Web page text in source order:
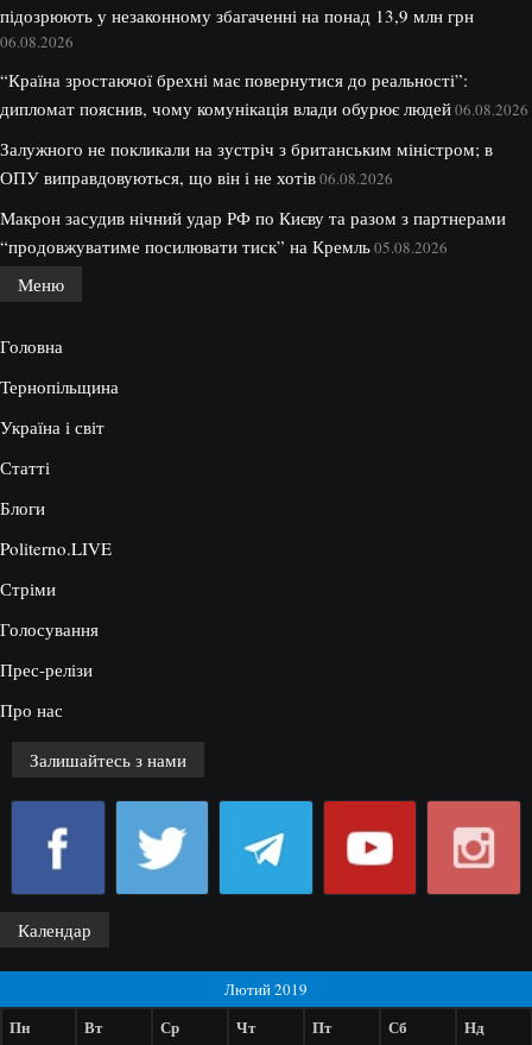
підозрюють у незаконному збагаченні на понад 13,9 млн грн
06.08.2026
“Країна зростаючої брехні має повернутися до реальності”:
дипломат пояснив, чому комунікація влади обурює людей06.08.2026
Залужного не покликали на зустріч з британським міністром; в
ОПУ виправдовуються, що він і не хотів06.08.2026
Макрон засудив нічний удар РФ по Києву та разом з партнерами
“продовжуватиме посилювати тиск” на Кремль05.08.2026
Меню
Головна
Тернопільщина
Україна і світ
Статті
Блоги
Politerno.LIVE
Стріми
Голосування
Прес-релізи
Про нас
Залишайтесь з нами
Календар
Лютий 2019
Пн Вт Ср Чт Пт Сб Нд